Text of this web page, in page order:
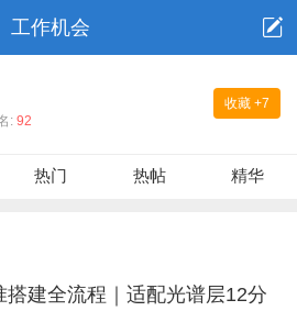
工作机会
收藏 +7
: 92
热门 热帖 精华
建全流程｜适配光谱层12分